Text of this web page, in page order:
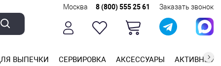
Москва 8 (800) 555 25 61 Заказать звонок
ВЫПЕЧКИ СЕРВИРОВКА АКСЕССУАРЫ АКТИВНЫЙ